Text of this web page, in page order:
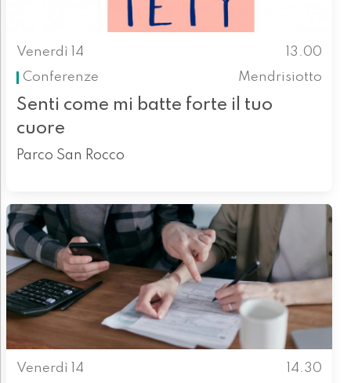
Venerdì 14
13.00
Conferenze
Mendrisiotto
Senti come mi batte forte il tuo
cuore
Parco San Rocco
Venerdì 14
14.30